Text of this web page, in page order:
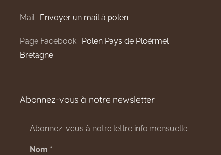
Mail : Envoyer un mail à polen
Page Facebook : Polen Pays de Ploërmel
Bretagne
Abonnez-vous à notre newsletter
Abonnez-vous à notre lettre info mensuelle.
Nom *